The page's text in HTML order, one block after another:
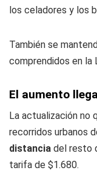
los celadores y los
También se
comprendidos en la
El aumento
La actualización no
recorridos urbanos
distancia del resto
tarifa de $1.680.